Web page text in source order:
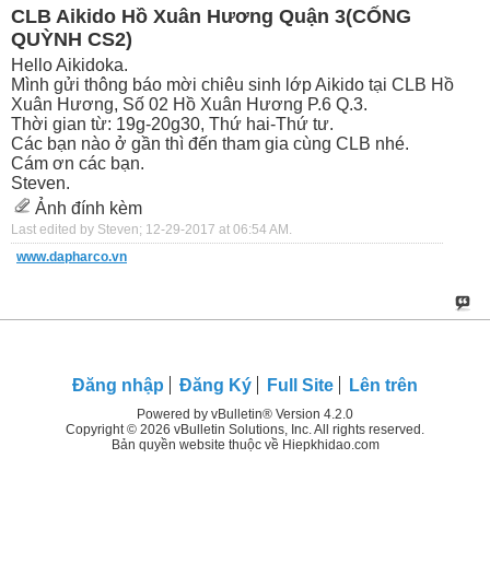
CLB Aikido Hồ Xuân Hương Quận 3(CỐNG
QUỲNH CS2)
Hello Aikidoka.
Mình gửi thông báo mời chiêu sinh lớp Aikido tại CLB Hồ
Xuân Hương, Số 02 Hồ Xuân Hương P.6 Q.3.
Thời gian từ: 19g-20g30, Thứ hai-Thứ tư.
Các bạn nào ở gần thì đến tham gia cùng CLB nhé.
Cám ơn các bạn.
Steven.
Ảnh đính kèm
Last edited by Steven; 12-29-2017 at 06:54 AM
www.dapharco.vn
Đăng nhập Đăng Ký Full Site Lên trên
Powered by vBulletin® Version 4.2.0
Copyright © 2026 vBulletin Solutions, Inc. All rights reserved.
Bản quyền website thuộc về Hiepkhidao.com